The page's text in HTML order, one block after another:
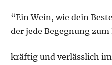
“Ein Wein, wie dein
der jede Begegnung
kräftig und verlässlich im